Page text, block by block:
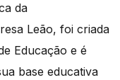
da
Leão, foi criada
Educação e é
base educativa